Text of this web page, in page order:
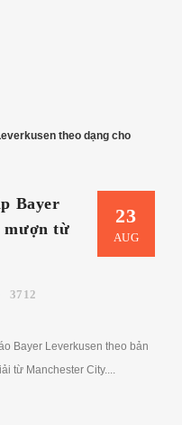
23
AUG
Bayer
mượn từ
3712
Bayer Leverkusen theo bản
từ Manchester City....